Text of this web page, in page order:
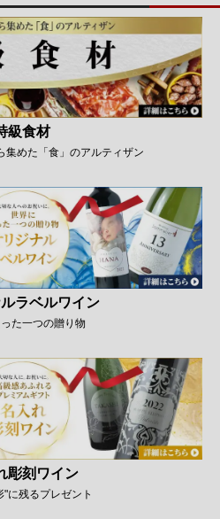
級食材
集めた「食」のアルティザン
ラベルワイン
た一つの贈り物
彫刻ワイン
"に残るプレゼント